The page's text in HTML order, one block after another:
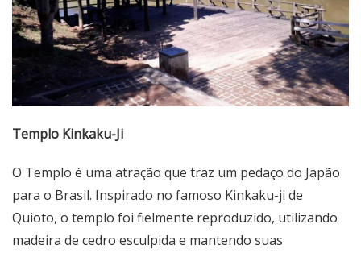
Templo Kinkaku-Ji
O Templo é uma atração que traz um pedaço do Japão
para o Brasil. Inspirado no famoso Kinkaku-ji de
Quioto, o templo foi fielmente reproduzido, utilizando
madeira de cedro esculpida e mantendo suas